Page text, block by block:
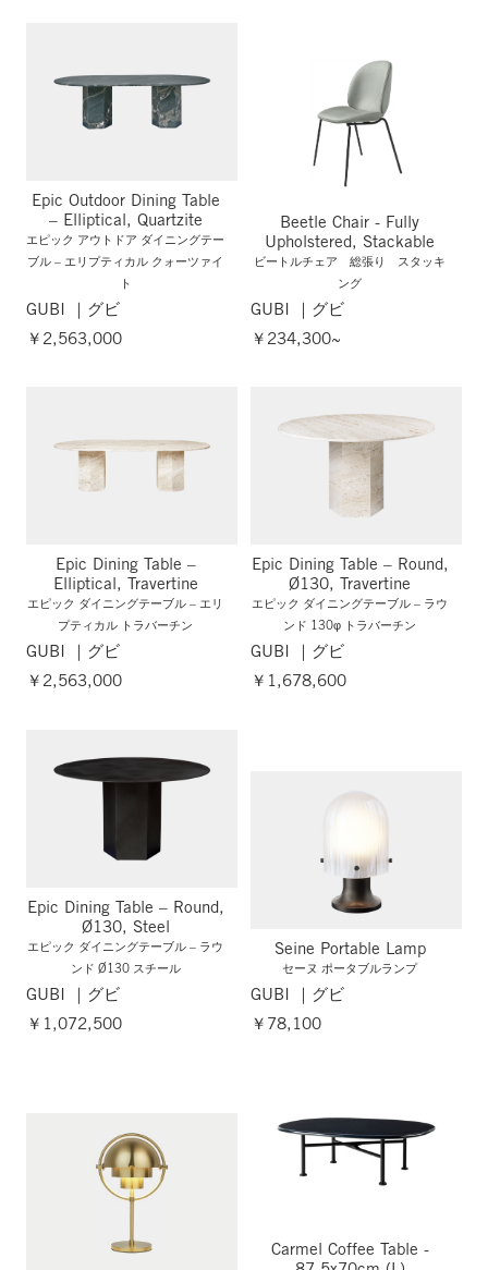
Epic Outdoor Dining Table
– Elliptical, Quartzite
エピック アウトドア ダイニングテー
ブル – エリプティカル クォーツァイ
ト
GUBI ｜グビ
￥2,563,000
Beetle Chair - Fully
Upholstered, Stackable
ビートルチェア 総張り スタッキ
ング
GUBI ｜グビ
￥234,300~
Epic Dining Table –
Elliptical, Travertine
エピック ダイニングテーブル – エリ
プティカル トラバーチン
GUBI ｜グビ
￥2,563,000
Epic Dining Table – Round,
Ø130, Travertine
エピック ダイニングテーブル – ラウ
ンド 130φ トラバーチン
GUBI ｜グビ
￥1,678,600
Epic Dining Table – Round,
Ø130, Steel
エピック ダイニングテーブル – ラウ
ンド Ø130 スチール
GUBI ｜グビ
￥1,072,500
Seine Portable Lamp
セーヌ ポータブルランプ
GUBI ｜グビ
￥78,100
Carmel Coffee Table -